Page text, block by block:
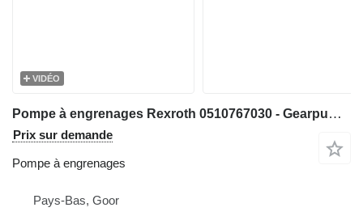
VIDÉO
Pompe à engrenages Rexroth 0510767030 - Gearpump/Zahnradpumpe/Tandwielpomp pour matériel de TP
Prix sur demande
Pompe à engrenages
Pays-Bas, Goor